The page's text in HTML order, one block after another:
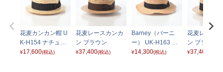
花麦カンカン帽 U
K-H154 ナチュラ
ル
¥17,600(税込)
花麦レースカンカ
ン ブラウン
¥37,400(税込)
Barney（バーニ
ー） UK-H163 ナ
チュラル
¥14,300(税込)
花麦レース
ン ブラック
¥37,400